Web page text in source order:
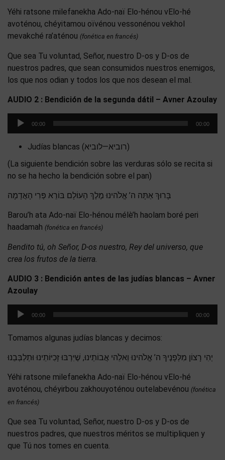
Yéhi ratsone milefanekha Ado-naï Elo-hénou vElo-hé
avoténou, chéyitamou oïvénou vessonénou vekhol
mevakché ra’aténou (fonética en francés)
Que sea Tu voluntad, Señor, nuestro D-os y D-os de
nuestros padres, que sean consumidos nuestros enemigos,
los que nos odian y todos los que nos desean el mal.
AUDIO 2 : Bendición de la segunda dátil – Avner Azoulay
Reproductor
00:00 00:00
Judías blancas (רוביא—לוביא)
(La siguiente bendición sobre las verduras sólo se recita si
no se ha hecho la bendición sobre el pan)
בָּרוּךְ אַתָּה ה’ אֱלֹהינוּ מֶלֶךְ הָעוֹלָם בּוֹרֵא פְּרִי הָאֲדָמָה
Barou’h ata Ado-naï Elo-hénou mélè’h haolam boré peri
haadamah (fonética en francés)
Bendito tú, oh Señor, D-os nuestro, Rey del universo, que
crea los frutos de la tierra.
AUDIO 3 : Bendición antes de las judías blancas – Avner
Azoulay
Reproductor
audio
00:00 00:00
Tomamos algunas judías blancas y decimos:
יְהִי רָצוֹן מִלְּפָנֶיךָ ה’ אֱלֹהינוּ וֵאלֵֹהי אֲבוֹתֵינוּ, שֶׁיִּרְבּוּ זָכִיּוֹתֵינוּ וּתְלַבְּבֵנוּ
Yéhi ratsone milefanekha Ado-naï Elo-hénou vElo-hé
avoténou, chéyirbou zakhouyoténou outelabevénou (fonética
en francés)
Que sea Tu voluntad, Señor, nuestro D-os y D-os de
nuestros padres, que nuestros méritos se multipliquen y
que Tú nos tomes en cuenta.